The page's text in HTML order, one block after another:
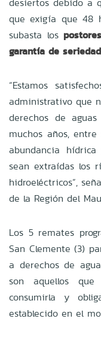
que exigía que 48
subasta los
garantía de
“Estamos
administrativo que
derechos de
muchos años,
abundancia
sean extraídas los
hidroeléctricos”,
de la Región del
Los 5 remates
San Clemente (3)
a derechos de
son aquellos
consumirla y
establecido en el